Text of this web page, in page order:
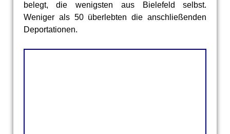
belegt, die wenigsten aus Bielefeld selbst.
Weniger als 50 überlebten die anschließenden
Deportationen.